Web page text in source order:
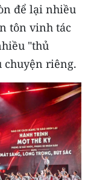
để lại nhiều
tôn vinh tác
"thủ
chuyện riêng.